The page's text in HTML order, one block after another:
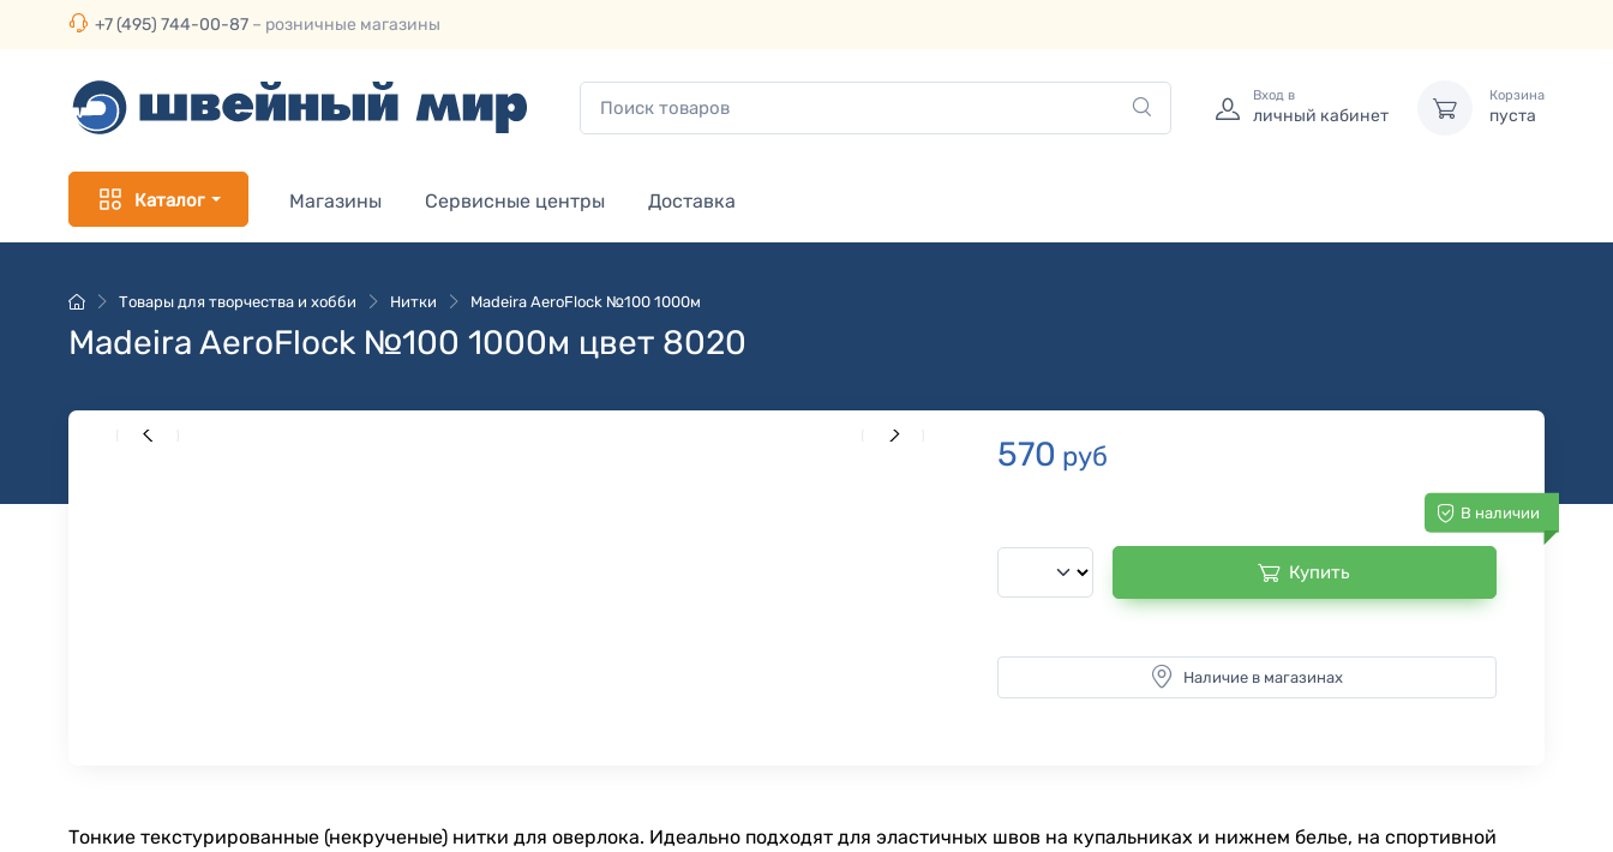
+7 (495) 744-00-87 – розничные магазины
Вход в
личный кабинет
Корзина
пуста
Каталог Магазины Сервисные центры Доставка
Товары для творчества и хобби Нитки Madeira AeroFlock №100 1000м
Madeira AeroFlock №100 1000м цвет 8020
570 руб
В наличии
Купить
Наличие в магазинах
Тонкие текстурированные (некрученые) нитки для оверлока. Идеально подходят для эластичных швов на купальниках и нижнем белье, на спортивной